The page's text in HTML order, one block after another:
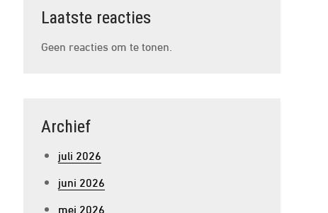
Laatste reacties
Geen reacties om te tonen.
Archief
juli 2026
juni 2026
mei 2026